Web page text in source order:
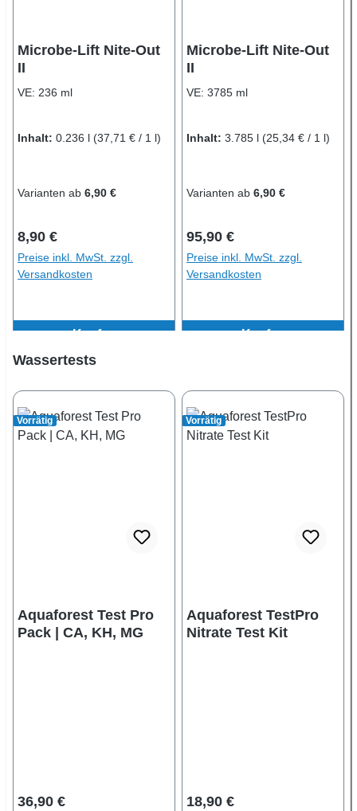
Microbe-Lift Nite-Out
II
VE: 236 ml
Inhalt: 0.236 l (37,71 € / 1 l)
Varianten ab 6,90 €
Regulärer Preis:
8,90 €
Preise inkl. MwSt. zzgl.
Versandkosten
Kaufen
Microbe-Lift Nite-Out
II
VE: 3785 ml
Inhalt: 3.785 l (25,34 € / 1 l)
Varianten ab 6,90 €
Regulärer Preis:
95,90 €
Preise inkl. MwSt. zzgl.
Versandkosten
Kaufen
Produktgalerie überspringen
Wassertests
Vorrätig
Aquaforest Test Pro
Pack | CA, KH, MG
Regulärer Preis:
36,90 €
Vorrätig
Aquaforest TestPro
Nitrate Test Kit
Regulärer Preis:
18,90 €